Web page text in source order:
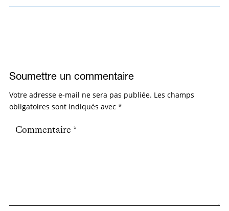
Soumettre un commentaire
Votre adresse e-mail ne sera pas publiée. Les champs
obligatoires sont indiqués avec *